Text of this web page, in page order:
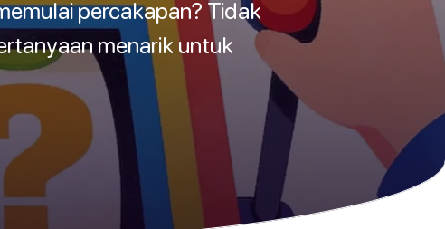
percakapan? Tidak
menarik untuk